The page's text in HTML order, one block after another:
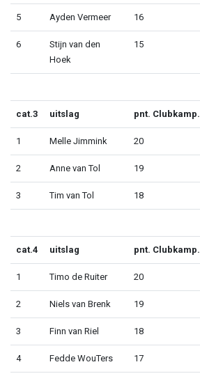
5 Ayden Vermeer 16
6
Stijn van den
Hoek
15
cat.3 uitslag pnt. Clubkamp.
1 Melle Jimmink 20
2 Anne van Tol 19
3 Tim van Tol 18
cat.4 uitslag pnt. Clubkamp.
1 Timo de Ruiter 20
2 Niels van Brenk 19
3 Finn van Riel 18
4 Fedde WouTers 17